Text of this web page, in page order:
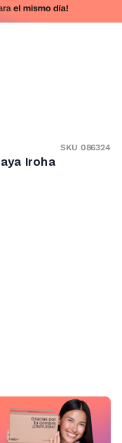
SKU 086324
Iroha